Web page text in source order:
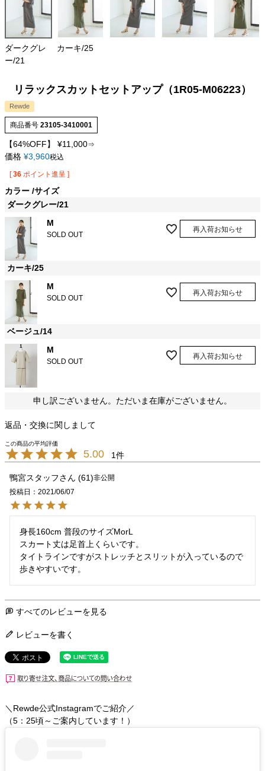
ダークグレ
ー/21
カーキ/25
リラックスカットセットアップ（1R05-M06223）
Rewde
商品番号 23105-3410001
【64%OFF】 ¥11,000⇒
価格 ¥3,960税込
[ 36 ポイント進呈 ]
カラー サイズ
ダークグレー/21
M
SOLD OUT
再入荷お知らせ
カーキ/25
M
SOLD OUT
再入荷お知らせ
ベージュ/14
M
SOLD OUT
再入荷お知らせ
申し訳ございません。ただいま在庫がございません。
返品・交換に関しまして
5.00 1
鴨宮スタッフ 61 非公開
投稿日
2021/06/07
身長160cm 普段のサイズMorL
スカート丈は足首上くらいです。
タイトラインですがストレッチとスリットが入っているので
歩きやすいです。
すべてのレビューを見る
レビューを書く
＼Rewde公式Instagramでご紹介／
（5：25頃～ご案内しています！）